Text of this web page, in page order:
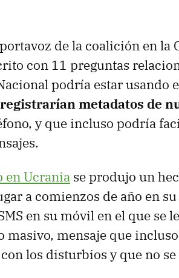
de la coalición en la
con 11 preguntas
podría estar usando
registrarían metadatos de
y que incluso podría
en Ucrania se produjo un
a comienzos de año en
en su móvil en el que se
masivo, mensaje que
los disturbios y que no